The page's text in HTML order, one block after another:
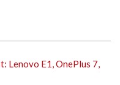
Lenovo E1, OnePlus 7,